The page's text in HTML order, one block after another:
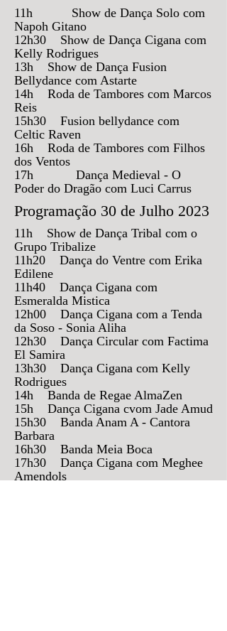
11h Show de Dança Solo com
Napoh Gitano
12h30 Show de Dança Cigana com
Kelly Rodrigues
13h Show de Dança Fusion
Bellydance com Astarte
14h Roda de Tambores com Marcos
Reis
15h30 Fusion bellydance com
Celtic Raven
16h Roda de Tambores com Filhos
dos Ventos
17h Dança Medieval - O
Poder do Dragão com Luci Carrus
Programação 30 de Julho 2023
11h Show de Dança Tribal com o
Grupo Tribalize
11h20 Dança do Ventre com Erika
Edilene
11h40 Dança Cigana com
Esmeralda Mistica
12h00 Dança Cigana com a Tenda
da Soso - Sonia Aliha
12h30 Dança Circular com Factima
El Samira
13h30 Dança Cigana com Kelly
Rodrigues
14h Banda de Regae AlmaZen
15h Dança Cigana cvom Jade Amud
15h30 Banda Anam A - Cantora
Barbara
16h30 Banda Meia Boca
17h30 Dança Cigana com Meghee
Amendols